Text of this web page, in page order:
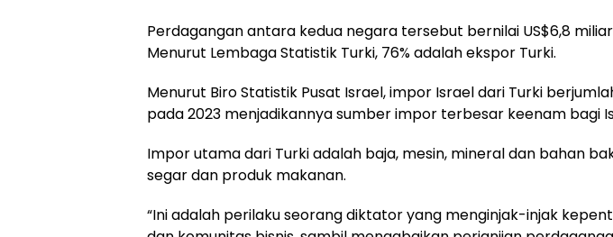
Perdagangan antara kedua negara tersebut bernilai US$6,8
Menurut Lembaga Statistik Turki, 76% adalah ekspor Turki.
Menurut Biro Statistik Pusat Israel, impor Israel dari Turki
pada 2023 menjadikannya sumber impor terbesar keenam bagi
Impor utama dari Turki adalah baja, mesin, mineral dan bahan
segar dan produk makanan.
“Ini adalah perilaku seorang diktator yang menginjak-injak